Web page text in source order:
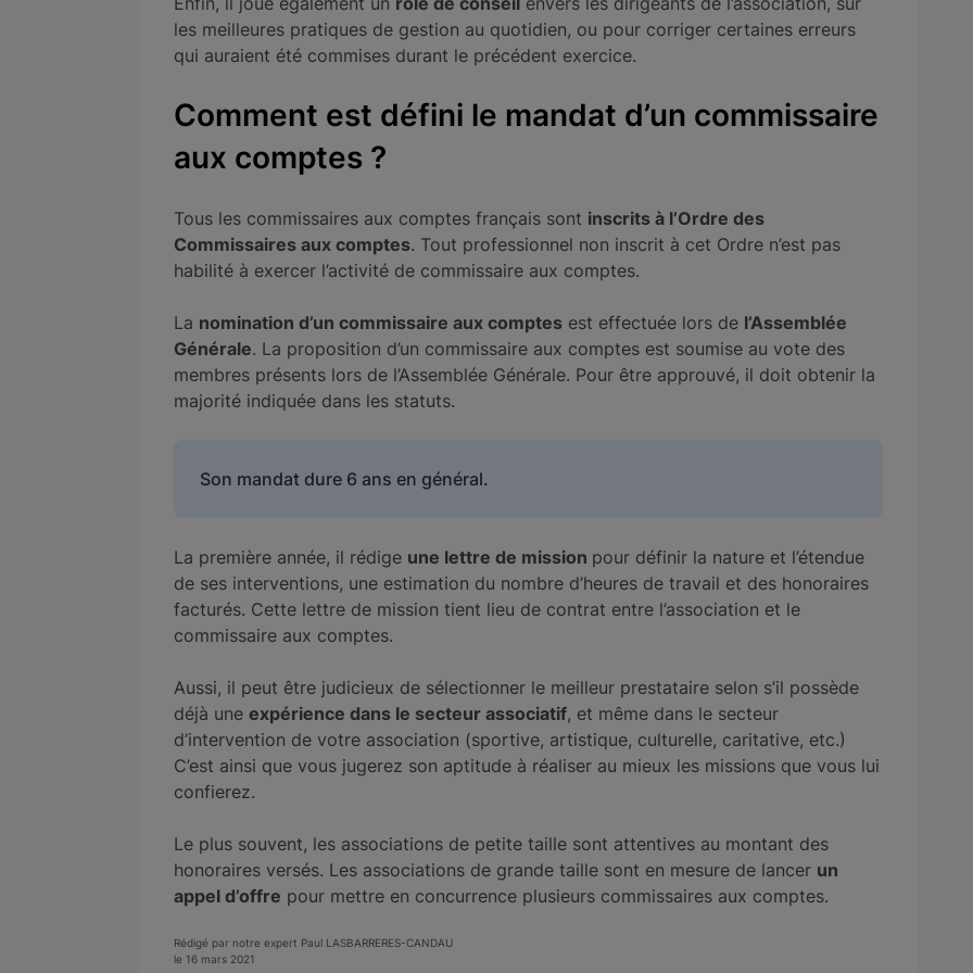
les meilleures pratiques de gestion au quotidien, ou pour corriger certaines erreurs
qui auraient été commises durant le précédent exercice.
Comment est défini le mandat d’un commissaire
aux comptes ?
Tous les commissaires aux comptes français sont inscrits à l’Ordre des
Commissaires aux comptes. Tout professionnel non inscrit à cet Ordre n’est pas
habilité à exercer l’activité de commissaire aux comptes.
La nomination d’un commissaire aux comptes est effectuée lors de l’Assemblée
Générale. La proposition d’un commissaire aux comptes est soumise au vote des
membres présents lors de l’Assemblée Générale. Pour être approuvé, il doit obtenir la
majorité indiquée dans les statuts.
Son mandat dure 6 ans en général.
La première année, il rédige une lettre de mission pour définir la nature et l’étendue
de ses interventions, une estimation du nombre d’heures de travail et des honoraires
facturés. Cette lettre de mission tient lieu de contrat entre l’association et le
commissaire aux comptes.
Aussi, il peut être judicieux de sélectionner le meilleur prestataire selon s’il possède
déjà une expérience dans le secteur associatif, et même dans le secteur
d’intervention de votre association (sportive, artistique, culturelle, caritative, etc.)
C’est ainsi que vous jugerez son aptitude à réaliser au mieux les missions que vous lui
confierez.
Le plus souvent, les associations de petite taille sont attentives au montant des
honoraires versés. Les associations de grande taille sont en mesure de lancer un
appel d’offre pour mettre en concurrence plusieurs commissaires aux comptes.
Rédigé par notre expert Paul LASBARRERES-CANDAU
le 16 mars 2021